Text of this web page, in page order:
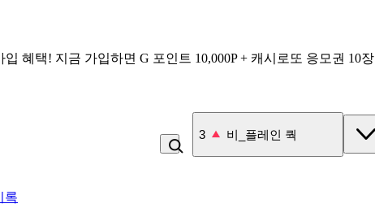
입 혜택! 지금 가입하면 G 포인트 10,000P + 캐시로또 응모권 10장
3 비_플레인 쿽
록